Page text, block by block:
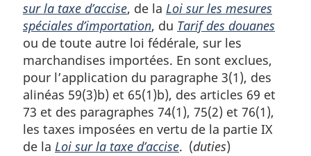
sur la taxe d’accise, de la Loi sur les mesures
spéciales d’importation, du Tarif des douanes
ou de toute autre loi fédérale, sur les
marchandises importées. En sont exclues,
pour l’application du paragraphe 3(1), des
alinéas 59(3)b) et 65(1)b), des articles 69 et
73 et des paragraphes 74(1), 75(2) et 76(1),
les taxes imposées en vertu de la partie IX
de la Loi sur la taxe d’accise. (duties)